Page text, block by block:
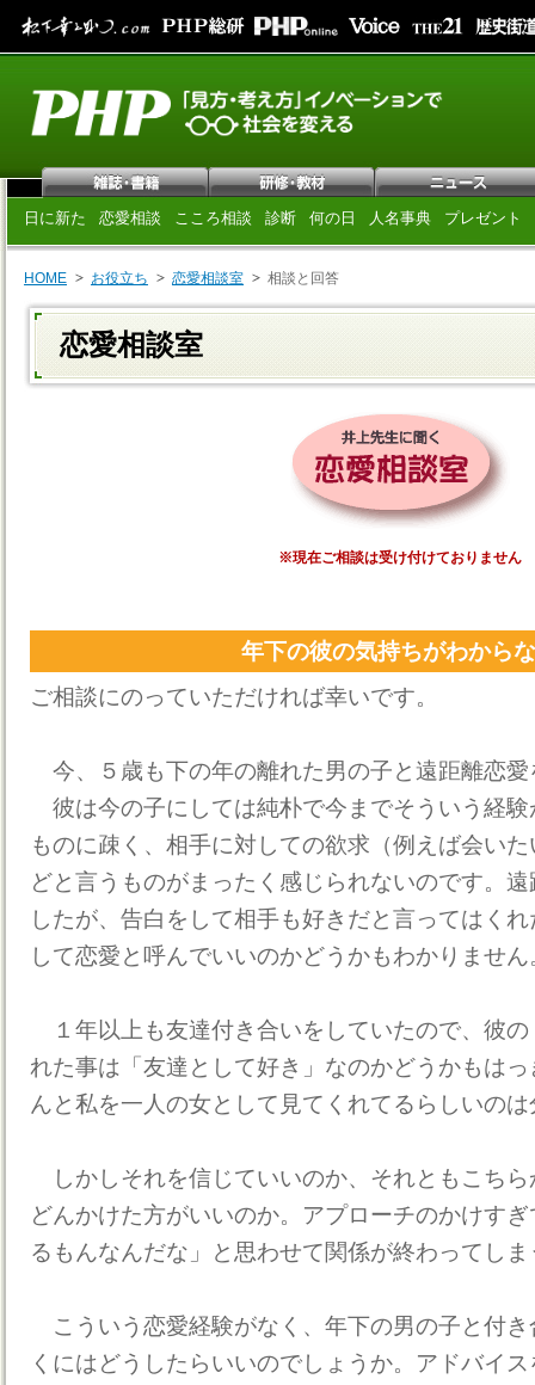
日に新た 恋愛相談 こころ相談 診断 何の日 人名事典 プレゼント
HOME お役立ち 恋愛相談室 相談と回答
恋愛相談室
※現在ご相談は受け付けておりません
年下の彼の気持ちがわから
ご相談にのっていただければ幸いです。
今、５歳も下の年の離れた男の子と遠距離恋
彼は今の子にしては純朴で今までそういう経
ものに疎く、相手に対しての欲求（例えば会い
どと言うものがまったく感じられないのです。
したが、告白をして相手も好きだと言ってはく
して恋愛と呼んでいいのかどうかもわかりません
１年以上も友達付き合いをしていたので、彼
れた事は「友達として好き」なのかどうかもは
んと私を一人の女として見てくれてるらしいの
しかしそれを信じていいのか、それともこち
どんかけた方がいいのか。アプローチのかけす
るもんなんだな」と思わせて関係が終わってし
こういう恋愛経験がなく、年下の男の子と付
くにはどうしたらいいのでしょうか。アドバイ